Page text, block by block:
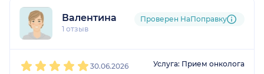
Валентина
1 отзыв
Проверен НаПоправку
30.06.2026 Услуга: Прием онколога